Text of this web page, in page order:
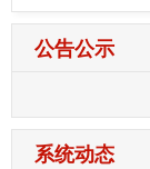
公告公示
系统动态